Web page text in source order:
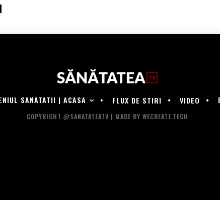
SANATATII | ACASA FLUX DE STIRI VIDEO
COPYRIGHT @SANATATEATV | MADE BY WECREATE.TECH